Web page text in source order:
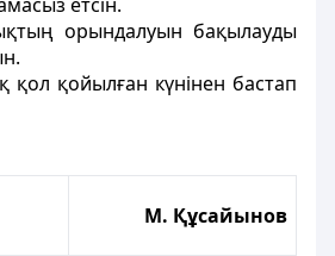
орындалуын бақылауды
қойылған күнінен бастап
М. Құсайынов